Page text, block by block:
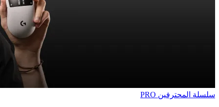
سلسلة المحترفين PRO